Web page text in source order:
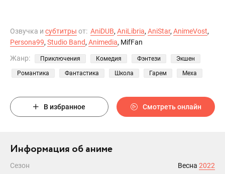
Озвучка и субтитры от: AniDUB, AniLibria, AniStar, AnimeVost,
Persona99, Studio Band, Animedia, MifFan
Жанр:
Приключения Комедия Фэнтези Экшен
Романтика Фантастика Школа Гарем Меха
В избранное Смотреть онлайн
Информация об аниме
Сезон Весна 2022